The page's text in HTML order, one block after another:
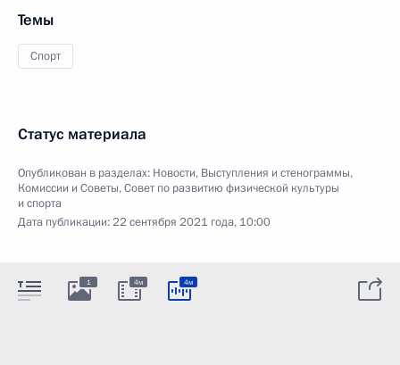
Темы
Спорт
Статус материала
Опубликован в разделах: Новости, Выступления и стенограммы,
Комиссии и Советы,Совет по развитию физической культуры
и спорта
Дата публикации:22 сентября 2021 года, 10:00
1 4м 4м